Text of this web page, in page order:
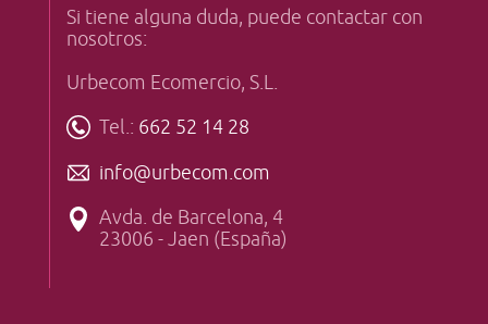
Si tiene alguna duda, puede contactar con
nosotros:
Urbecom Ecomercio, S.L.
Tel.: 662 52 14 28
info@urbecom.com
Avda. de Barcelona, 4
23006 - Jaen (España)